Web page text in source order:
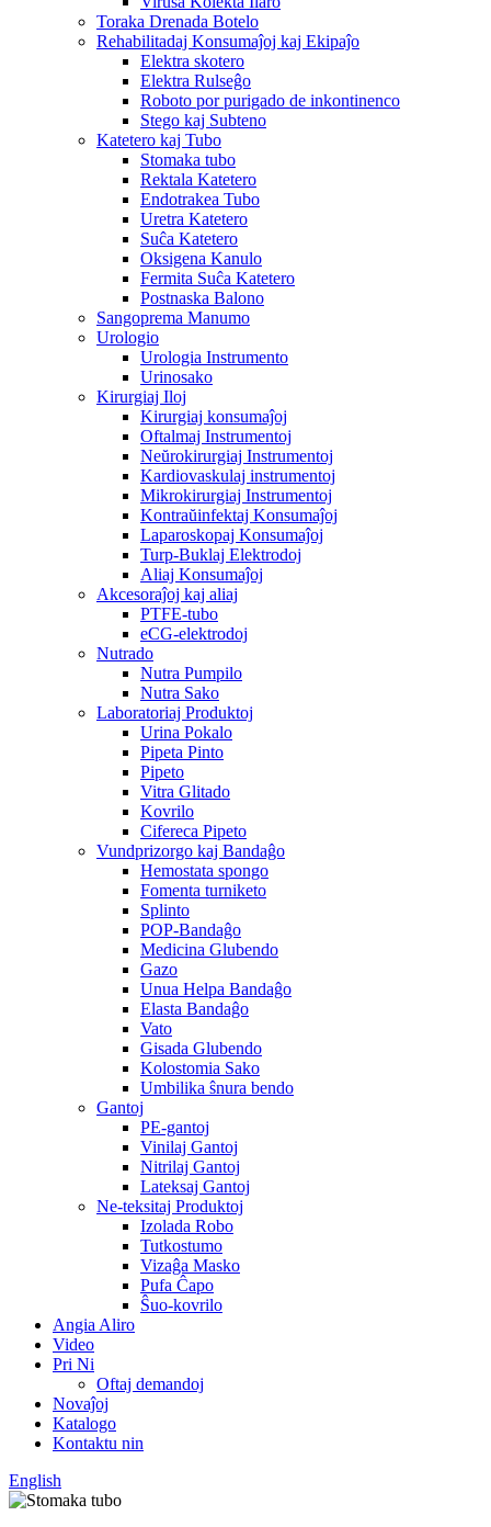
Toraka Drenada Botelo
Rehabilitadaj Konsumaĵoj kaj Ekipaĵo
Elektra skotero
Elektra Rulseĝo
Roboto por purigado de inkontinenco
Stego kaj Subteno
Katetero kaj Tubo
Stomaka tubo
Rektala Katetero
Endotrakea Tubo
Uretra Katetero
Suĉa Katetero
Oksigena Kanulo
Fermita Suĉa Katetero
Postnaska Balono
Sangoprema Manumo
Urologio
Urologia Instrumento
Urinosako
Kirurgiaj Iloj
Kirurgiaj konsumaĵoj
Oftalmaj Instrumentoj
Neŭrokirurgiaj Instrumentoj
Kardiovaskulaj instrumentoj
Mikrokirurgiaj Instrumentoj
Kontraŭinfektaj Konsumaĵoj
Laparoskopaj Konsumaĵoj
Turp-Buklaj Elektrodoj
Aliaj Konsumaĵoj
Akcesoraĵoj kaj aliaj
PTFE-tubo
eCG-elektrodoj
Nutrado
Nutra Pumpilo
Nutra Sako
Laboratoriaj Produktoj
Urina Pokalo
Pipeta Pinto
Pipeto
Vitra Glitado
Kovrilo
Cifereca Pipeto
Vundprizorgo kaj Bandaĝo
Hemostata spongo
Fomenta turniketo
Splinto
POP-Bandaĝo
Medicina Glubendo
Gazo
Unua Helpa Bandaĝo
Elasta Bandaĝo
Vato
Gisada Glubendo
Kolostomia Sako
Umbilika ŝnura bendo
Gantoj
PE-gantoj
Vinilaj Gantoj
Nitrilaj Gantoj
Lateksaj Gantoj
Ne-teksitaj Produktoj
Izolada Robo
Tutkostumo
Vizaĝa Masko
Pufa Ĉapo
Ŝuo-kovrilo
Angia Aliro
Video
Pri Ni
Oftaj demandoj
Novaĵoj
Katalogo
Kontaktu nin
English